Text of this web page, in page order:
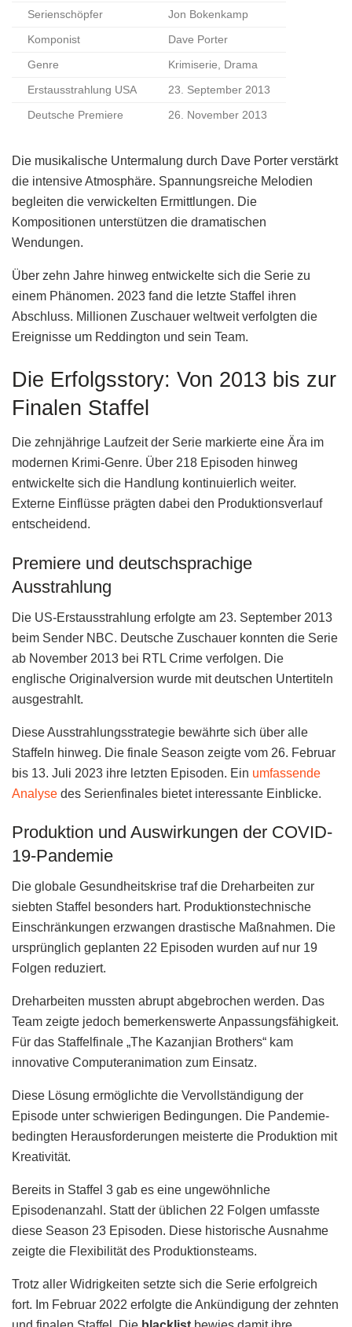
Serienschöpfer Jon Bokenkamp
Komponist Dave Porter
Genre Krimiserie, Drama
Erstausstrahlung USA 23. September 2013
Deutsche Premiere 26. November 2013
Die musikalische Untermalung durch Dave Porter verstärkt
die intensive Atmosphäre. Spannungsreiche Melodien
begleiten die verwickelten Ermittlungen. Die
Kompositionen unterstützen die dramatischen
Wendungen.
Über zehn Jahre hinweg entwickelte sich die Serie zu
einem Phänomen. 2023 fand die letzte Staffel ihren
Abschluss. Millionen Zuschauer weltweit verfolgten die
Ereignisse um Reddington und sein Team.
Die Erfolgsstory: Von 2013 bis zur
Finalen Staffel
Die zehnjährige Laufzeit der Serie markierte eine Ära im
modernen Krimi-Genre. Über 218 Episoden hinweg
entwickelte sich die Handlung kontinuierlich weiter.
Externe Einflüsse prägten dabei den Produktionsverlauf
entscheidend.
Premiere und deutschsprachige
Ausstrahlung
Die US-Erstausstrahlung erfolgte am 23. September 2013
beim Sender NBC. Deutsche Zuschauer konnten die Serie
ab November 2013 bei RTL Crime verfolgen. Die
englische Originalversion wurde mit deutschen Untertiteln
ausgestrahlt.
Diese Ausstrahlungsstrategie bewährte sich über alle
Staffeln hinweg. Die finale Season zeigte vom 26. Februar
bis 13. Juli 2023 ihre letzten Episoden. Ein umfassende
Analyse des Serienfinales bietet interessante Einblicke.
Produktion und Auswirkungen der COVID-
19-Pandemie
Die globale Gesundheitskrise traf die Dreharbeiten zur
siebten Staffel besonders hart. Produktionstechnische
Einschränkungen erzwangen drastische Maßnahmen. Die
ursprünglich geplanten 22 Episoden wurden auf nur 19
Folgen reduziert.
Dreharbeiten mussten abrupt abgebrochen werden. Das
Team zeigte jedoch bemerkenswerte Anpassungsfähigkeit.
Für das Staffelfinale „The Kazanjian Brothers“ kam
innovative Computeranimation zum Einsatz.
Diese Lösung ermöglichte die Vervollständigung der
Episode unter schwierigen Bedingungen. Die Pandemie-
bedingten Herausforderungen meisterte die Produktion mit
Kreativität.
Bereits in Staffel 3 gab es eine ungewöhnliche
Episodenanzahl. Statt der üblichen 22 Folgen umfasste
diese Season 23 Episoden. Diese historische Ausnahme
zeigte die Flexibilität des Produktionsteams.
Trotz aller Widrigkeiten setzte sich die Serie erfolgreich
fort. Im Februar 2022 erfolgte die Ankündigung der zehnten